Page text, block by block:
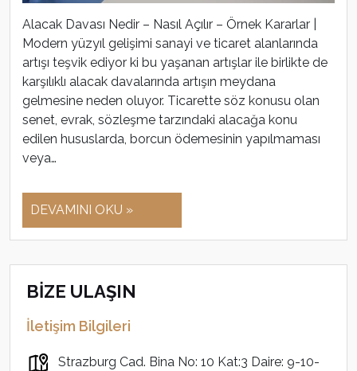
Alacak Davası Nedir – Nasıl Açılır – Örnek Kararlar |
Modern yüzyıl gelişimi sanayi ve ticaret alanlarında
artışı teşvik ediyor ki bu yaşanan artışlar ile birlikte de
karşılıklı alacak davalarında artışın meydana
gelmesine neden oluyor. Ticarette söz konusu olan
senet, evrak, sözleşme tarzındaki alacağa konu
edilen hususlarda, borcun ödemesinin yapılmaması
veya…
DEVAMINI OKU »
BİZE ULAŞIN
İletişim Bilgileri
Strazburg Cad. Bina No: 10 Kat:3 Daire: 9-10-